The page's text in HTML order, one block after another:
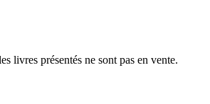
livres présentés ne sont pas en vente.